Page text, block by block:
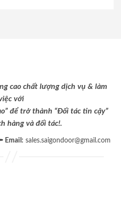
cao chất lượng dịch vụ & làm
với
để trở thành “Đối tác tin cậy”
hàng và đối tác!.
Email : sales.saigondoor@gmail.com